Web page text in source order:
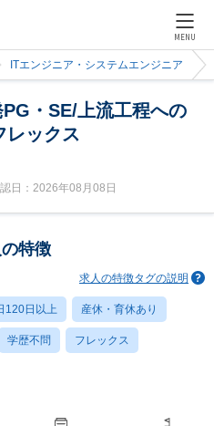
MENU
ITエンジニア・システムエンジニア
PG・SE/上流工程への
レックス
日：2026年08月08日
特徴
求人の特徴タグの説明
120日以上 産休・育休あり
学歴不問 フレックス